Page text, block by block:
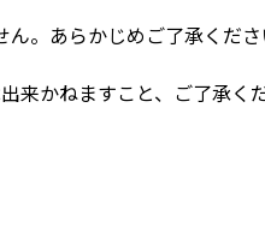
。あらかじめご了承くださ
来かねますこと、ご了承く